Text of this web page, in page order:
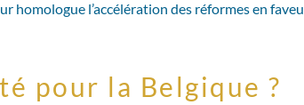
l’accélération des réformes en
pour la Belgique ?